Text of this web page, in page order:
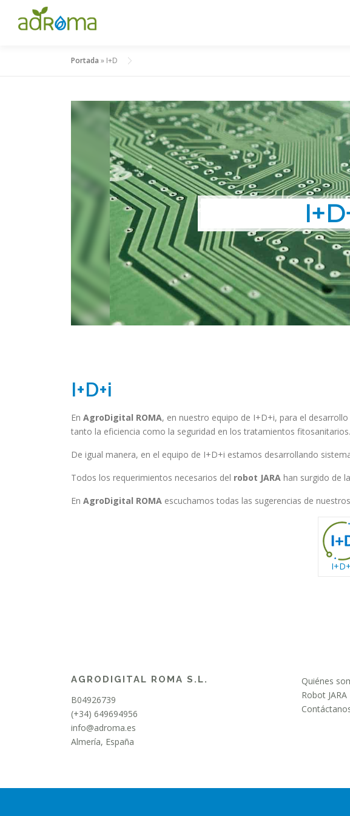
Saltar al contenido
Portada » I+D
I+D+i
En AgroDigital ROMA, en nuestro equipo de I+D+i, para el desarrollo
tanto la eficiencia como la seguridad en los tratamientos fitosanitarios.
De igual manera, en el equipo de I+D+i estamos desarrollando
Todos los requerimientos necesarios del robot JARA han surgido de
En AgroDigital ROMA escuchamos todas las sugerencias de
AGRODIGITAL ROMA S.L.
B04926739
(+34) 649694956
info@adroma.es
Almería, España
Quiénes
Robot JARA